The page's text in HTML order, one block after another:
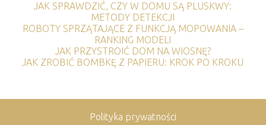
JAK SPRAWDZIĆ, CZY W DOMU SĄ PLUSKWY:
METODY DETEKCJI
ROBOTY SPRZĄTAJĄCE Z FUNKCJĄ MOPOWANIA –
RANKING MODELI
JAK PRZYSTROIĆ DOM NA WIOSNĘ?
JAK ZROBIĆ BOMBKĘ Z PAPIERU: KROK PO KROKU
Polityka prywatności